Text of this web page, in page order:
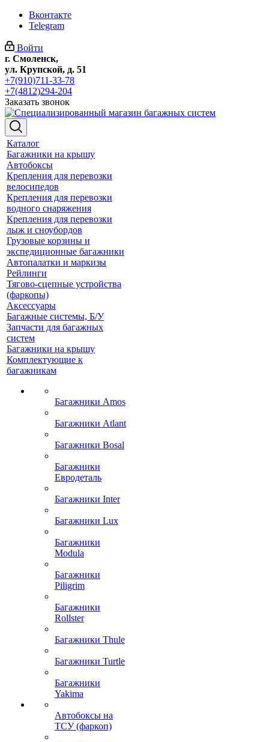
Вконтакте
Telegram
Войти
г. Смоленск,
ул. Крупской, д. 51
+7(910)711-33-78
+7(4812)294-204
Заказать звонок
Каталог
Багажники на крышу
Автобоксы
Крепления для перевозки
велосипедов
Крепления для перевозки
водного снаряжения
Крепления для перевозки
лыж и сноубордов
Грузовые корзины и
экспедиционные багажники
Автопалатки и маркизы
Рейлинги
Тягово-сцепные устройства
(фаркопы)
Аксессуары
Багажные системы, Б/У
Запчасти для багажных
систем
Багажники на крышу
Комплектующие к
багажникам
Багажники Amos
Багажники Atlant
Багажники Bosal
Багажники
Евродеталь
Багажники Inter
Багажники Lux
Багажники
Modula
Багажники
Piligrim
Багажники
Rollster
Багажники Thule
Багажники Turtle
Багажники
Yakima
Автобоксы на
ТСУ (фаркоп)